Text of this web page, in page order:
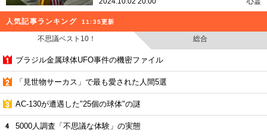
人気記事ランキング 11:35更新
不思議ベスト10！ 総合
ブラジル金属球体UFO事件の機密ファイル
「見世物サーカス」で最も愛された人間5選
AC-130が遭遇した"25個の球体"の謎
5000人調査「不思議な体験」の実態